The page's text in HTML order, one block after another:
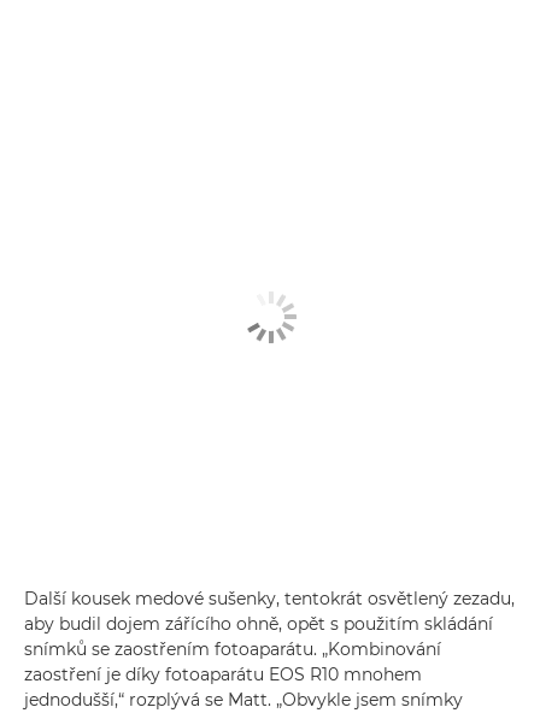
Další kousek medové sušenky, tentokrát osvětlený zezadu,
aby budil dojem zářícího ohně, opět s použitím skládání
snímků se zaostřením fotoaparátu. „Kombinování
zaostření je díky fotoaparátu EOS R10 mnohem
jednodušší,“ rozplývá se Matt. „Obvykle jsem snímky